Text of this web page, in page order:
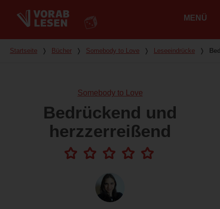
MENÜ
Du bist hier
Startseite ❭ Bücher ❭ Somebody to Love ❭ Leseeindrücke ❭
Somebody to Love
Bedrückend und
herzzerreißend